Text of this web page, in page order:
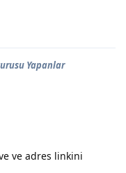
Yapanlar
ve adres linkini